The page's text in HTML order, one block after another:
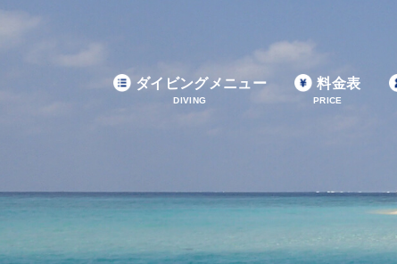
ダイビングメニュー
DIVING
料金表
PRICE